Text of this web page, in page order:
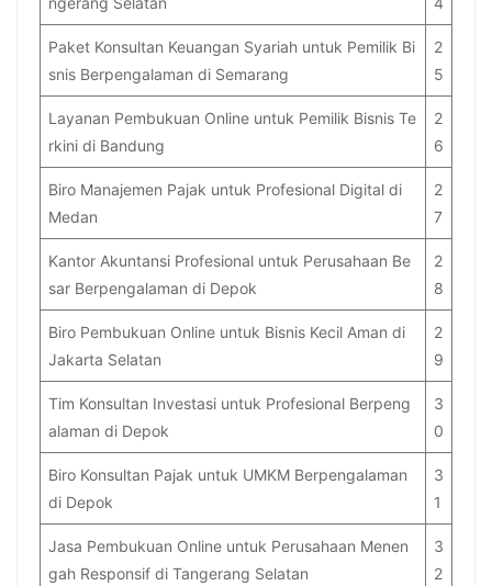
Paket Konsultan Keuangan Syariah untuk Pemilik Bi
snis Berpengalaman di Semarang
2
5
Layanan Pembukuan Online untuk Pemilik Bisnis Te
rkini di Bandung
2
6
Biro Manajemen Pajak untuk Profesional Digital di
Medan
2
7
Kantor Akuntansi Profesional untuk Perusahaan Be
sar Berpengalaman di Depok
2
8
Biro Pembukuan Online untuk Bisnis Kecil Aman di
Jakarta Selatan
2
9
Tim Konsultan Investasi untuk Profesional Berpeng
alaman di Depok
3
0
Biro Konsultan Pajak untuk UMKM Berpengalaman
di Depok
3
1
Jasa Pembukuan Online untuk Perusahaan Menen
gah Responsif di Tangerang Selatan
3
2